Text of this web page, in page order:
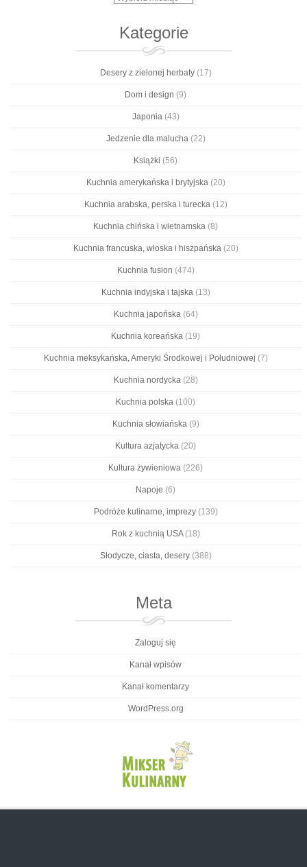
Kategorie
Desery z zielonej herbaty(17)
Dom i design (9)
Japonia(43)
Jedzenie dla malucha(22)
Książki (56)
Kuchnia amerykańska i brytyjska(20)
Kuchnia arabska, perska i turecka(12)
Kuchnia chińska i wietnamska (8)
Kuchnia francuska, włoska i hiszpańska(20)
Kuchnia fusion (474)
Kuchnia indyjska i tajska(13)
Kuchnia japońska(64)
Kuchnia koreańska (19)
Kuchnia meksykańska, Ameryki Środkowej i Południowej (7)
Kuchnia nordycka(28)
Kuchnia polska (100)
Kuchnia słowiańska(9)
Kultura azjatycka (20)
Kultura żywieniowa (226)
Napoje (6)
Podróże kulinarne, imprezy(139)
Rok z kuchnią USA(18)
Słodycze, ciasta, desery(388)
Meta
Zaloguj się
Kanał wpisów
Kanał komentarzy
WordPress.org